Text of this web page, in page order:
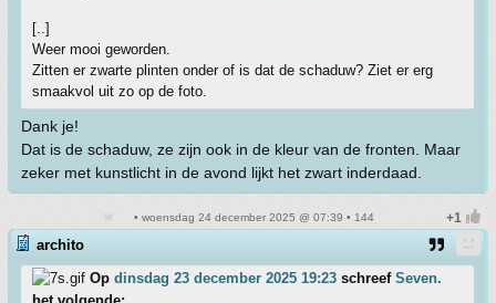
[..]
Weer mooi geworden.
Zitten er zwarte plinten onder of is dat de schaduw? Ziet er erg
smaakvol uit zo op de foto.
Dank je!
Dat is de schaduw, ze zijn ook in de kleur van de fronten. Maar
zeker met kunstlicht in de avond lijkt het zwart inderdaad.
• woensdag 24 december 2025 @ 07:39 • 144
archito
Op dinsdag 23 december 2025 19:23 schreef Seven.